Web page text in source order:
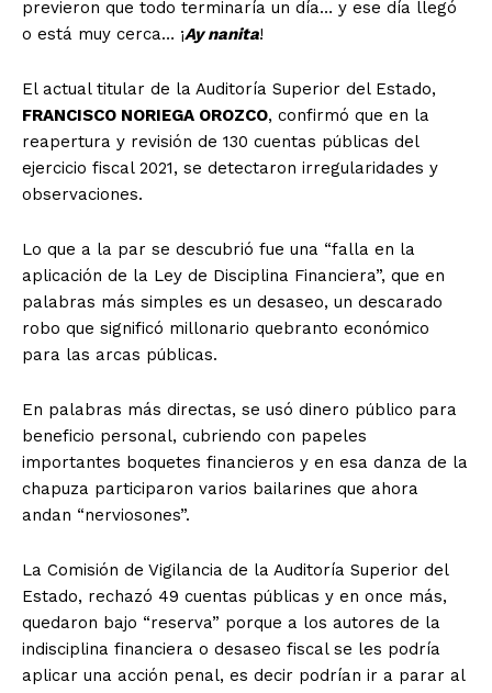
previeron que todo terminaría un día… y ese día llegó
o está muy cerca… ¡Ay nanita!
El actual titular de la Auditoría Superior del Estado,
FRANCISCO NORIEGA OROZCO, confirmó que en la
reapertura y revisión de 130 cuentas públicas del
ejercicio fiscal 2021, se detectaron irregularidades y
observaciones.
Lo que a la par se descubrió fue una “falla en la
aplicación de la Ley de Disciplina Financiera”, que en
palabras más simples es un desaseo, un descarado
robo que significó millonario quebranto económico
para las arcas públicas.
En palabras más directas, se usó dinero público para
beneficio personal, cubriendo con papeles
importantes boquetes financieros y en esa danza de la
chapuza participaron varios bailarines que ahora
andan “nerviosones”.
La Comisión de Vigilancia de la Auditoría Superior del
Estado, rechazó 49 cuentas públicas y en once más,
quedaron bajo “reserva” porque a los autores de la
indisciplina financiera o desaseo fiscal se les podría
aplicar una acción penal, es decir podrían ir a parar al